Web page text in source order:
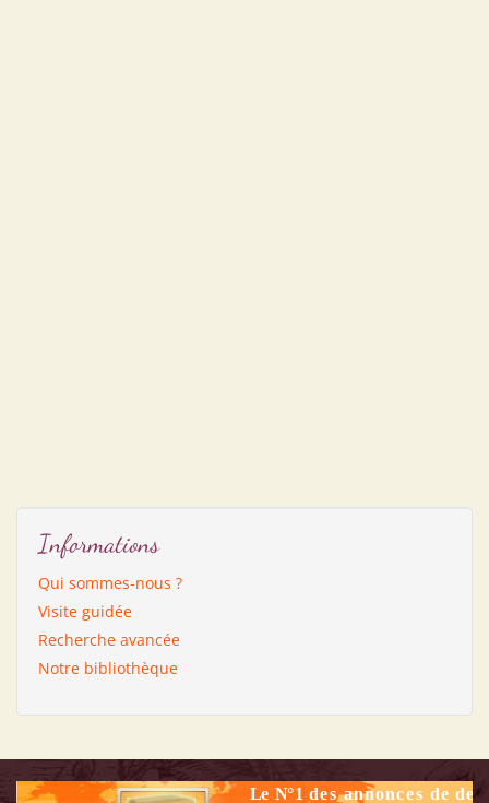
Informations
Qui sommes-nous ?
Visite guidée
Recherche avancée
Notre bibliothèque